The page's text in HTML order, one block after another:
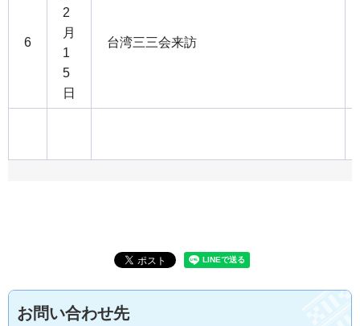
6
2
月
1
5
日
台湾三三会来訪
お問い合わせ先